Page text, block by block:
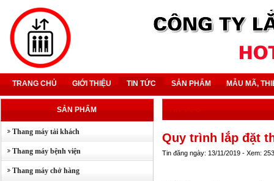
TRANG CHỦ GIỚI THIỆU TIN TỨC SẢN PHẨM MẪU MÃ,
SẢN PHẨM
Thang máy tải khách
Thang máy bệnh viện
Thang máy chở hàng
Quy trình lắp đặt
Tin đăng ngày: 13/11/2019 - Xem: